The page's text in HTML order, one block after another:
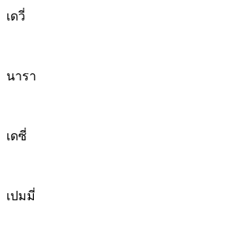
เดวี่
นารา
เดซี่
เปมมี่